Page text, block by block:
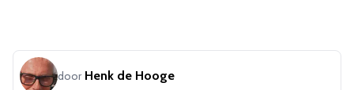
door Henk de Hooge